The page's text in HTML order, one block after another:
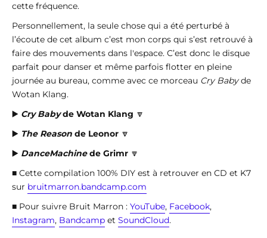
cette fréquence.
Personnellement, la seule chose qui a été perturbé à
l’écoute de cet album c’est mon corps qui s’est retrouvé à
faire des mouvements dans l'espace. C’est donc le disque
parfait pour danser et même parfois flotter en pleine
journée au bureau, comme avec ce morceau Cry Babyde
Wotan Klang.
▶️ Cry Babyde Wotan Klang 🔽
▶️ The Reason de Leonor 🔽
▶️ DanceMachinede Grimr 🔽
■ Cette compilation 100% DIY est à retrouver en CD et K7
sur bruitmarron.bandcamp.com
■ Pour suivre Bruit Marron : YouTube, Facebook,
Instagram, Bandcamp et SoundCloud.